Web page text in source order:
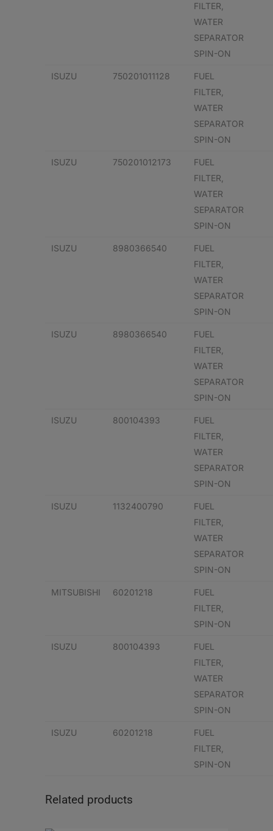
FILTER,
WATER
SEPARATOR
SPIN-ON
ISUZU 750201011128
FUEL
FILTER,
WATER
SEPARATOR
SPIN-ON
ISUZU 750201012173
FUEL
FILTER,
WATER
SEPARATOR
SPIN-ON
ISUZU 8980366540
FUEL
FILTER,
WATER
SEPARATOR
SPIN-ON
ISUZU 8980366540
FUEL
FILTER,
WATER
SEPARATOR
SPIN-ON
ISUZU 800104393
FUEL
FILTER,
WATER
SEPARATOR
SPIN-ON
ISUZU 1132400790
FUEL
FILTER,
WATER
SEPARATOR
SPIN-ON
MITSUBISHI 60201218
FUEL
FILTER,
SPIN-ON
ISUZU 800104393
FUEL
FILTER,
WATER
SEPARATOR
SPIN-ON
ISUZU 60201218
FUEL
FILTER,
SPIN-ON
Related products